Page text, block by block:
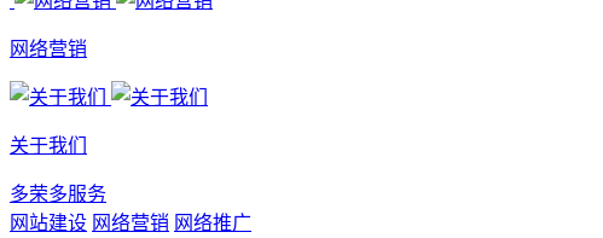
网络营销
关于我们
多荣多服务
网站建设 网络营销 网络推广